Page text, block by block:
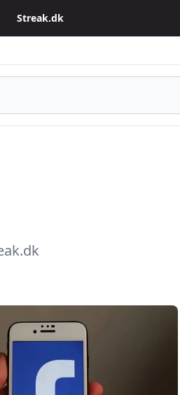
Streak.dk